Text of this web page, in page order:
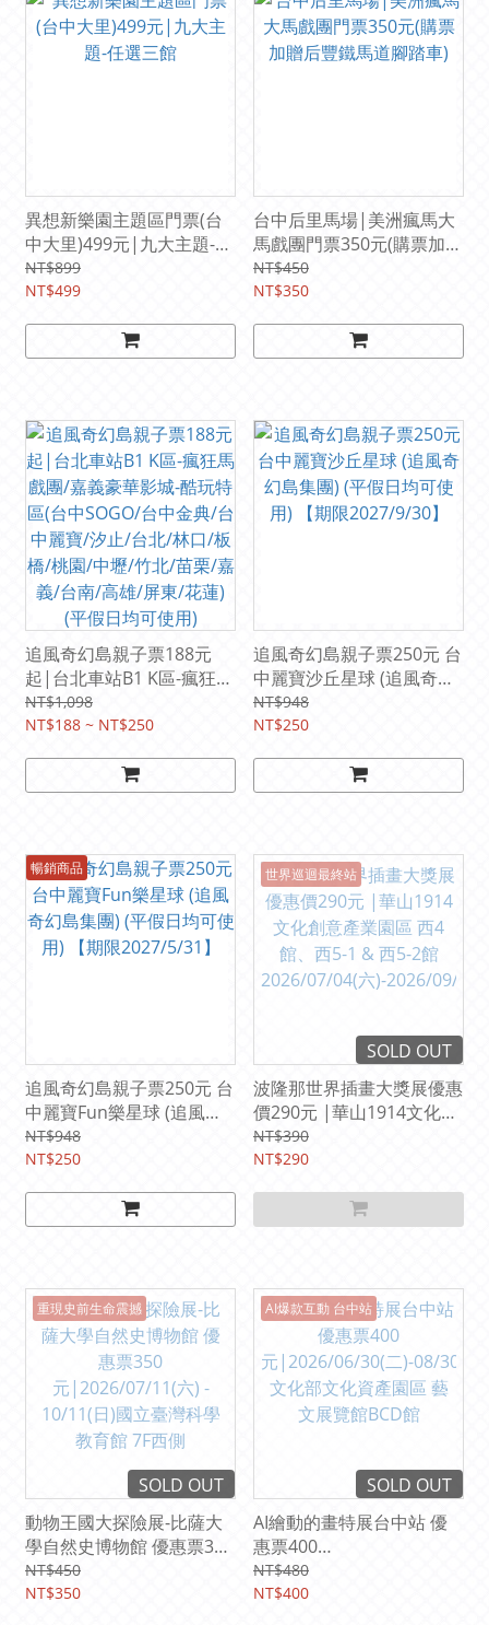
異想新樂園主題區門票(台
中大里)499元|九大主題-任
選三館
NT$899
NT$499
台中后里馬場|美洲瘋馬大
馬戲團門票350元(購票加贈
后豐鐵馬道腳踏車)
NT$450
NT$350
追風奇幻島親子票188元
起|台北車站B1 K區-瘋狂馬
戲團/嘉義豪華影城-酷玩特
區(台中SOGO/台中金典/台
橋/桃園/中壢/竹北/苗栗/嘉
義/台南/高雄/屏東/花蓮)
NT$1,098
NT$188 ~ NT$250
追風奇幻島親子票250元 台
中麗寶沙丘星球 (追風奇幻
島集團) (平假日均可使用)
【期限2027/9/30】
NT$948
NT$250
暢銷商品
追風奇幻島親子票250元 台
中麗寶Fun樂星球 (追風奇
幻島集團) (平假日均可使
用) 【期限2027/5/31】
NT$948
NT$250
世界巡迴最終站
SOLD OUT
波隆那世界插畫大獎展優惠
價290元 |華山1914文化創
意產業園區 西4館、西5-1
& 西5-2館
NT$390
NT$290
重現史前生命震撼
SOLD OUT
動物王國大探險展-比薩大
學自然史博物館 優惠票350
元|2026/07/11(六) -
10/11(日)國立臺灣科學教
NT$450
NT$350
AI爆款互動 台中站
SOLD OUT
AI繪動的畫特展台中站 優
惠票400
元|2026/06/30(二)-08/30(
日) 文化部文化資產園區 藝
NT$480
NT$400